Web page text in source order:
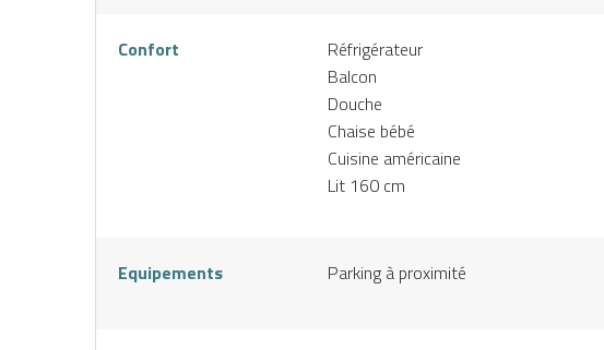
Confort
Réfrigérateur
Balcon
Douche
Chaise bébé
Cuisine américaine
Lit 160 cm
Equipements Parking à proximité